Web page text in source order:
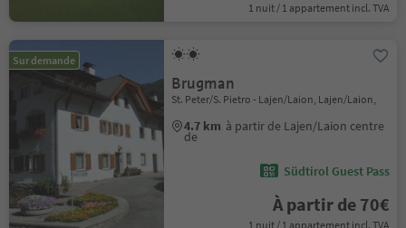
1 nuit / 1 appartement incl. TVA
Sur demande
Brugman
St. Peter/S. Pietro - Lajen/Laion, Lajen/Laion,
4.7 km à partir de Lajen/Laion centre
de
Südtirol Guest Pass
À partir de 70€
1 nuit / 1 appartement incl. TVA